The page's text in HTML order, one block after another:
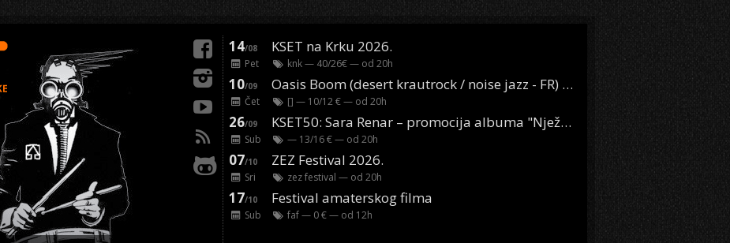
14/08 KSET na Krku 2026.
Pet knk— 40/26€ — od 20h
10/09 Oasis Boom (desert krautrock / noise jazz - FR) @ KONTEJNER
Čet [] — 10/12 € — od 20h
26/09 KSET50: Sara Renar – promocija albuma "Nježne riječi" @ Močvara
Sub — 13/16 € — od 20h
07/10 ZEZ Festival 2026.
Sri zez festival — od 20h
17/10 Festival amaterskog filma
Sub faf— 0 € — od 12h